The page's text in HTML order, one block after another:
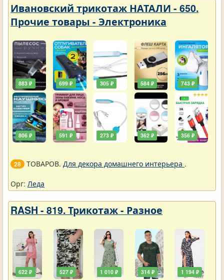
Ивановский трикотаж НАТАЛИ - 650.
Прочие товары - Электроника
883 ₽
806 ₽
699 ₽
591 ₽
305 ₽
273 ₽
584 ₽
362 ₽
743 ₽
356 ₽
28 ТОВАРОВ. Для декора домашнего интерьера .
Орг: Леда
RASH - 819. Трикотаж - Разное
622 ₽ 527 ₽ 1 010 ₽ 314 ₽ 1 194 ₽